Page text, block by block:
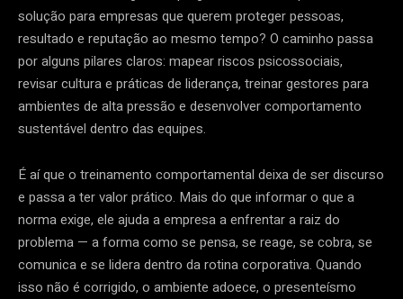
solução para empresas que querem proteger pessoas,
resultado e reputação ao mesmo tempo? O caminho passa
por alguns pilares claros: mapear riscos psicossociais,
revisar cultura e práticas de liderança, treinar gestores para
ambientes de alta pressão e desenvolver comportamento
sustentável dentro das equipes.
É aí que o treinamento comportamental deixa de ser discurso
e passa a ter valor prático. Mais do que informar o que a
norma exige, ele ajuda a empresa a enfrentar a raiz do
problema — a forma como se pensa, se reage, se cobra, se
comunica e se lidera dentro da rotina corporativa. Quando
isso não é corrigido, o ambiente adoece, o presenteísmo